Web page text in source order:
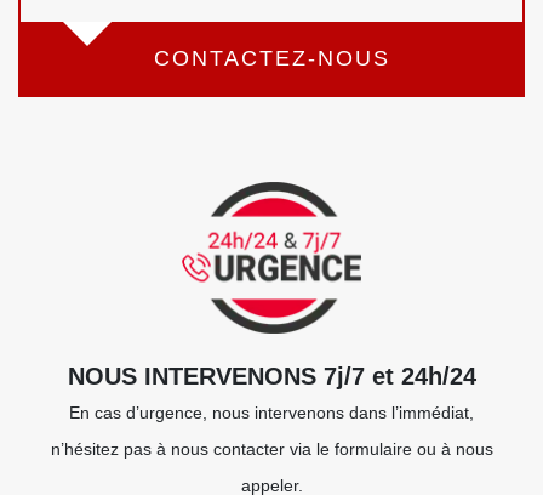
CONTACTEZ-NOUS
NOUS INTERVENONS 7j/7 et 24h/24
En cas d’urgence, nous intervenons dans l’immédiat,
n’hésitez pas à nous contacter via le formulaire ou à nous
appeler.